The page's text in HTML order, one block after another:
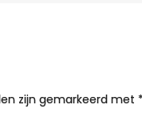
zijn gemarkeerd met *